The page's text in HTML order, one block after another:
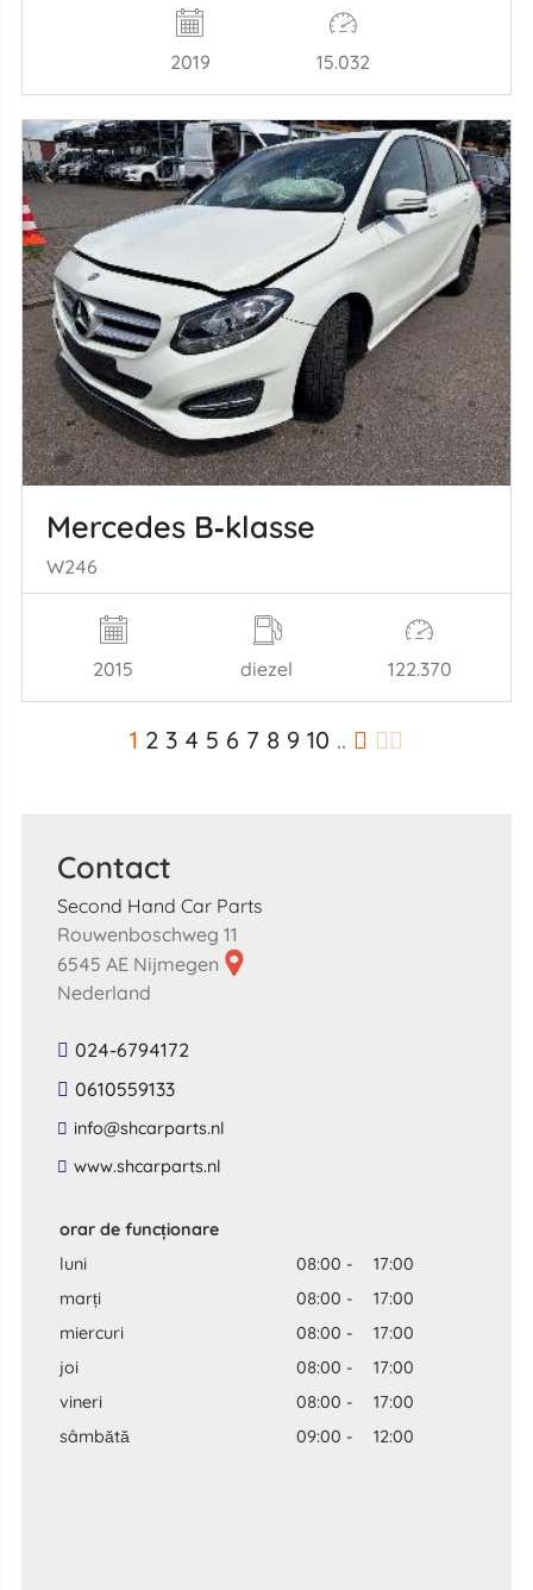
2019 15.032
Mercedes B‑klasse
W246
2015 diezel 122.370
1 2 3 4 5 6 7 8 9 10 ..
Contact
Second Hand Car Parts
Rouwenboschweg 11
6545 AE Nijmegen
Nederland
024-6794172
0610559133
​info​@​shcarparts​.​nl​
​www​.​shcarparts​.​nl​
orar de funcționare
luni
08:00 -
17:00
marți
08:00 -
17:00
miercuri
08:00 -
17:00
joi
08:00 -
17:00
vineri
08:00 -
17:00
sâmbătă
09:00 - 12:00